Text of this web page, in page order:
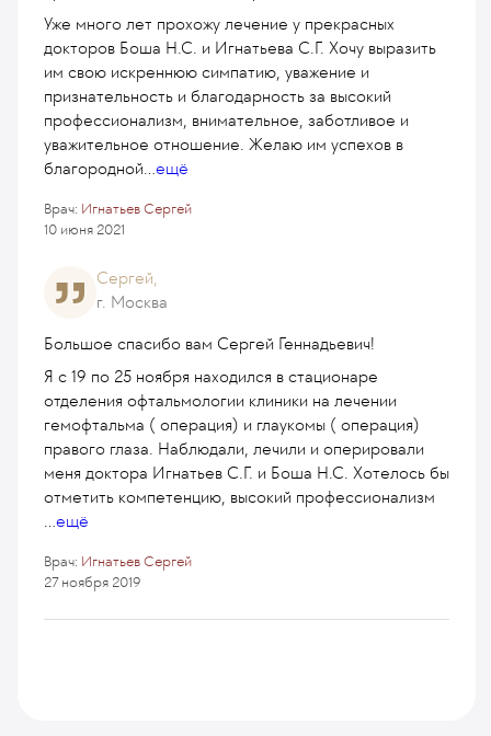
Уже много лет прохожу лечение у прекрасных
докторов Боша Н.С. и Игнатьева С.Г. Хочу выразить
им свою искреннюю симпатию, уважение и
признательность и благодарность за высокий
профессионализм, внимательное, заботливое и
уважительное отношение. Желаю им успехов в
благородной...ещё
Врач: Игнатьев Сергей
10 июня 2021
Сергей,
г. Москва
Большое спасибо вам Сергей Геннадьевич!
Я с 19 по 25 ноября находился в стационаре
отделения офтальмологии клиники на лечении
гемофтальма ( операция) и глаукомы ( операция)
правого глаза. Наблюдали, лечили и оперировали
меня доктора Игнатьев С.Г. и Боша Н.С. Хотелось бы
отметить компетенцию, высокий профессионализм
...ещё
Врач: Игнатьев Сергей
27 ноября 2019